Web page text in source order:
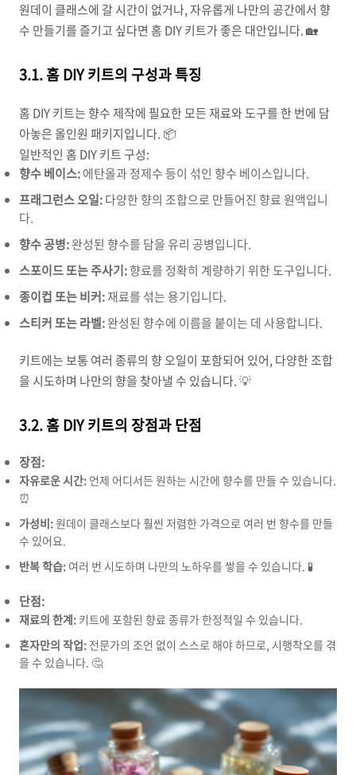
원데이 클래스에 갈 시간이 없거나, 자유롭게 나만의 공간에서 향
수 만들기를 즐기고 싶다면 홈 DIY 키트가 좋은 대안입니다. 🏡
3.1. 홈 DIY 키트의 구성과 특징
홈 DIY 키트는 향수 제작에 필요한 모든 재료와 도구를 한 번에 담
아놓은 올인원 패키지입니다. 📦
일반적인 홈 DIY 키트 구성:
향수 베이스:에탄올과 정제수 등이 섞인 향수 베이스입니다.
프래그런스 오일:다양한 향의 조합으로 만들어진 향료 원액입니
다.
향수 공병:완성된 향수를 담을 유리 공병입니다.
스포이드 또는 주사기:향료를 정확히 계량하기 위한 도구입니다.
종이컵 또는 비커:재료를 섞는 용기입니다.
스티커 또는 라벨:완성된 향수에 이름을 붙이는 데 사용합니다.
키트에는 보통 여러 종류의 향 오일이 포함되어 있어, 다양한 조합
을 시도하며 나만의 향을 찾아낼 수 있습니다. 💡
3.2. 홈 DIY 키트의 장점과 단점
장점:
자유로운 시간: 언제 어디서든 원하는 시간에 향수를 만들 수 있습니다.
⏰
가성비: 원데이 클래스보다 훨씬 저렴한 가격으로 여러 번 향수를 만들
수 있어요.
반복 학습: 여러 번 시도하며 나만의 노하우를 쌓을 수 있습니다. 🧪
단점:
재료의 한계: 키트에 포함된 향료 종류가 한정적일 수 있습니다.
혼자만의 작업: 전문가의 조언 없이 스스로 해야 하므로, 시행착오를 겪
을 수 있습니다. 🤔